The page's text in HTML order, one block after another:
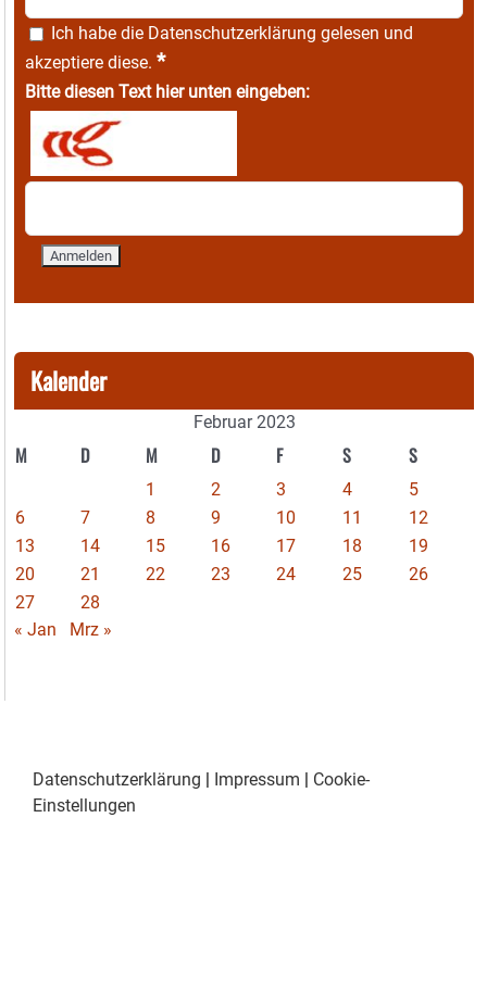
Ich habe die Datenschutzerklärung gelesen und
akzeptiere diese. *
Bitte diesen Text hier unten eingeben:
Kalender
Februar 2023
M D M D F S S
1 2 3 4
5
6
7 8 9 10 11
12
13
14 15 16 17 18
19
20
21 22 23 24 25
26
27
28
« Jan
Mrz »
Datenschutzerklärung | Impressum | Cookie-
Einstellungen